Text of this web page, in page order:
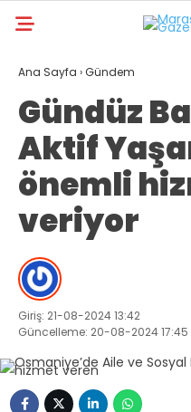
GALERİ VİDEO
ANA SAYFA
KAHRAMANMARAŞ
GÜNDEM
EKONOMI
POLITIKA
DÜNYA
SPOR
SAĞLIK
Ana Sayfa ›Gündem
Gündüz
Aktif
önemli
veriyor
Giriş: 21-08-2024 13:42
Güncelleme: 20-08-2024 17:45